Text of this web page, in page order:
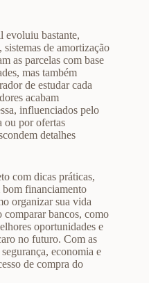
bastante,
de amortização
as parcelas com base
mas também
de estudar cada
acabam
influenciados pelo
ou por ofertas
detalhes
com dicas práticas,
bom financiamento
organizar sua vida
comparar bancos, como
oportunidades e
no futuro. Com as
economia e
de compra do